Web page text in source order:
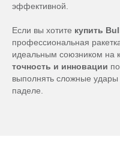
эффективной.
Если вы хотите купить
профессиональная
идеальным союзником на
точность и инновации
выполнять сложные удары
паделе.